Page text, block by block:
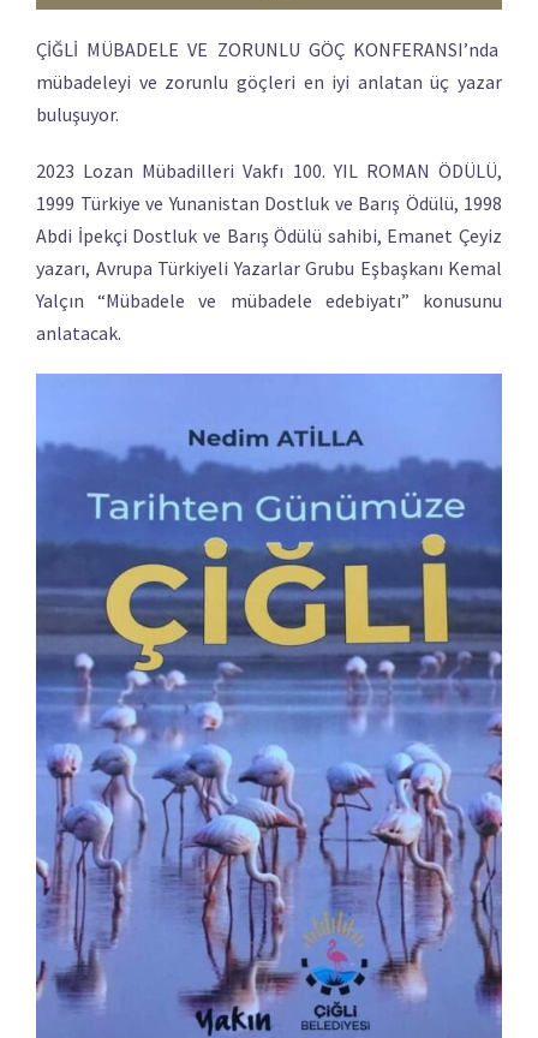
ÇİĞLİ MÜBADELE VE ZORUNLU GÖÇ KONFERANSI’nda
mübadeleyi ve zorunlu göçleri en iyi anlatan üç yazar
buluşuyor.
2023 Lozan Mübadilleri Vakfı 100. YIL ROMAN ÖDÜLÜ,
1999 Türkiye ve Yunanistan Dostluk ve Barış Ödülü, 1998
Abdi İpekçi Dostluk ve Barış Ödülü sahibi, Emanet Çeyiz
yazarı, Avrupa Türkiyeli Yazarlar Grubu Eşbaşkanı Kemal
Yalçın “Mübadele ve mübadele edebiyatı” konusunu
anlatacak.